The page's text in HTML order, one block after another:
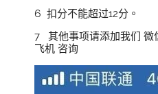
6 扣分不能超过12分。
7 其他事项请添加我们
飞机 咨询